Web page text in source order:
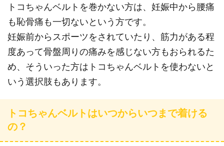
トコちゃんベルトを巻かない方は、妊娠中から腰痛
も恥骨痛も一切ないという方です。
妊娠前からスポーツをされていたり、筋力がある程
度あって骨盤周りの痛みを感じない方もおられるた
め、そういった方はトコちゃんベルトを使わないと
いう選択肢もあります。
トコちゃんベルトはいつからいつまで着ける
の？